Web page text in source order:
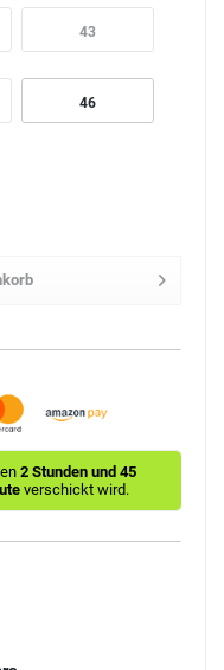
43
46
2 Stunden und 45
verschickt wird.